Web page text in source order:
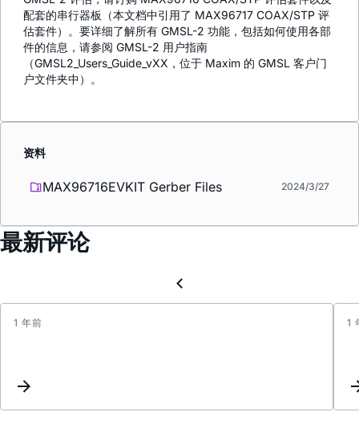
配套的串行器板（本文档中引用了 MAX96717 COAX/STP 评
估套件）。要详细了解所有 GMSL-2 功能，包括如何使用各部
件的信息，请参阅 GMSL-2 用户指南
（GMSL2_Users_Guide_vXX，位于 Maxim 的 GMSL 客户门
户文件夹中）。
资料
MAX96716EVKIT Gerber Files 2024/3/27
最新评论
1 年前 1